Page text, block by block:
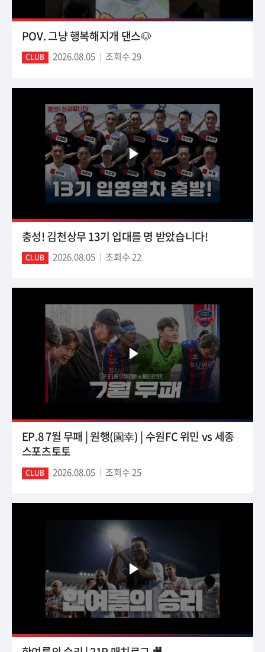
POV. 그냥 행복해지개 댄스🐶
CLUB 2026.08.05 조회수 29
충성! 김천상무 13기 입대를 명 받았습니다!
CLUB 2026.08.05 조회수 22
EP.8 7월 무패 | 원행(園幸) | 수원FC 위민 vs 세종
스포츠토토
CLUB 2026.08.05 조회수 25